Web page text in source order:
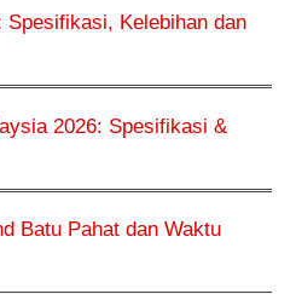
Spesifikasi, Kelebihan dan
2026: Spesifikasi &
Batu Pahat dan Waktu